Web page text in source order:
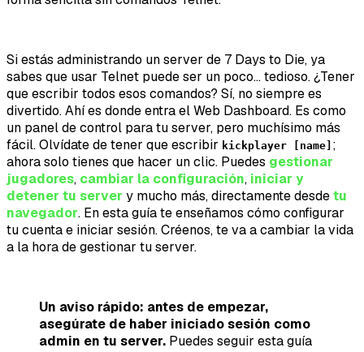
Si estás administrando un server de 7 Days to Die, ya
sabes que usar Telnet puede ser un poco... tedioso. ¿Tener
que escribir todos esos comandos? Sí, no siempre es
divertido. Ahí es donde entra el Web Dashboard. Es como
un panel de control para tu server, pero muchísimo más
fácil. Olvídate de tener que escribir kickplayer [name] ;
ahora solo tienes que hacer un clic. Puedes gestionar
jugadores, cambiar la configuración, iniciar y
detener tu server y mucho más, directamente desdetu
navegador. En esta guía te enseñamos cómo configurar
tu cuenta e iniciar sesión. Créenos, te va a cambiar la vida
a la hora de gestionar tu server.
Un aviso rápido: antes de empezar,
asegúrate de haber iniciado sesión como
admin en tu server. Puedes seguir esta guía